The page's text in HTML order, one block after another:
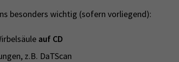
besonders wichtig (sofern vorliegend):
auf CD
z.B. DaTScan